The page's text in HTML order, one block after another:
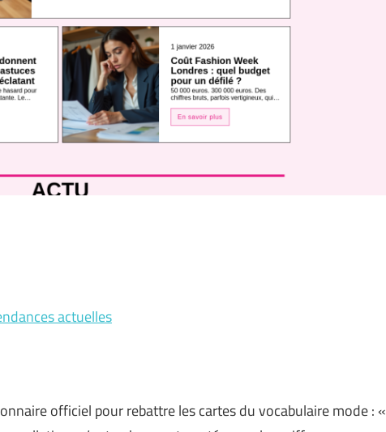
actuelles
officiel pour rebattre les cartes du vocabulaire mode : «